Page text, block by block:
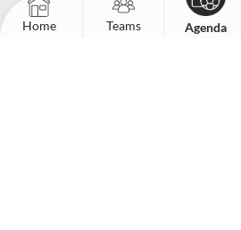
Home Teams Agenda